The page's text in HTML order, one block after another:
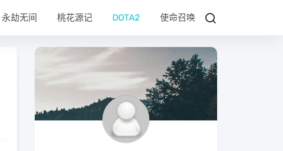
永劫无间 桃花源记 DOTA2 使命召唤